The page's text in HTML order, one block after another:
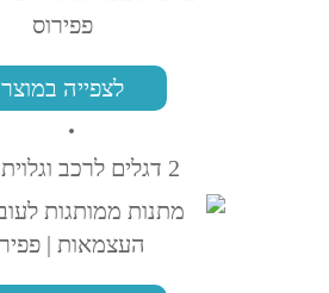
לצפייה במוצר
2 דגלים לרכב וגלוית ברכה